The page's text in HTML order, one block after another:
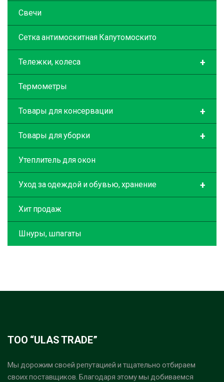
Свечи
Сетка антимоскитная Капутомоскито
+
Тележки, колеса
Термометры
+
Товары для консервации
+
Товары для уборки
Утеплитель для окон
+
Уход за одеждой и обувью, хранение
Хит продаж
Шнуры, шпагаты
ТОО “ULAS TRADE”
Мы дорожим своей репутацией и тщательно отбираем
своих поставщиков. Благодаря этому мы добиваемся